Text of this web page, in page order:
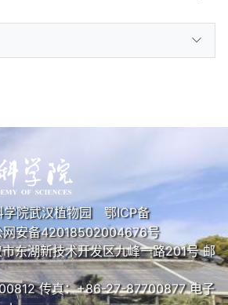
院武汉植物园 鄂ICP备
安备42018502004676号
东湖新技术开发区九峰一路201号 邮
传真：+86-27-87700877 电子